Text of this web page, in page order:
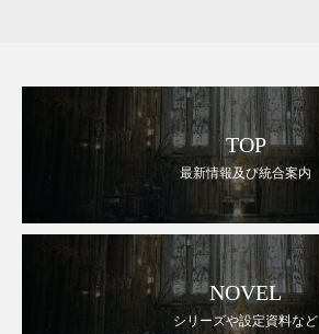
TOP
最新情報及び統合案内
NOVEL
シリーズや設定資料など